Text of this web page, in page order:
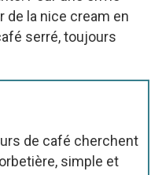
de la nice cream en
serré, toujours
de café cherchent
simple et